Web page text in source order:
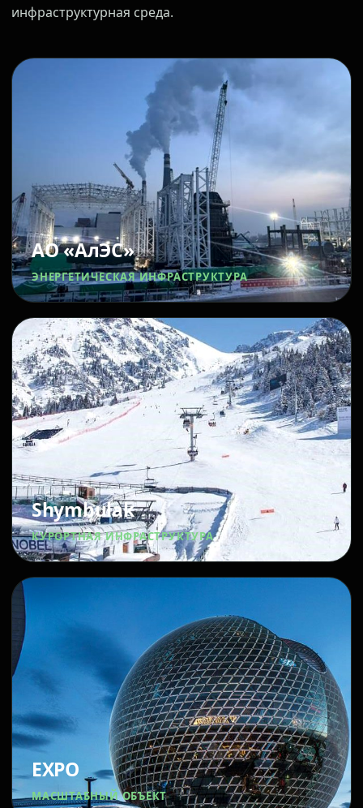
инфраструктурная среда.
АО «АлЭС»
ЭНЕРГЕТИЧЕСКАЯ ИНФРАСТРУКТУРА
Shymbulak
КУРОРТНАЯ ИНФРАСТРУКТУРА
EXPO
МАСШТАБНЫЙ ОБЪЕКТ